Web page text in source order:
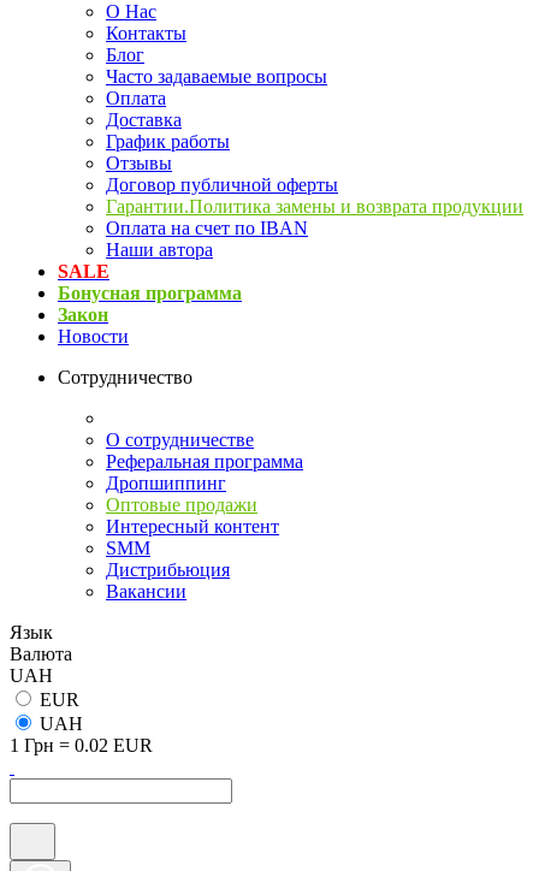
О Нас
Контакты
Блог
Часто задаваемые вопросы
Оплата
Доставка
График работы
Отзывы
Договор публичной оферты
Гарантии.Политика замены и возврата продукции
Оплата на счет по IBAN
Наши автора
SALE
Бонусная программа
Закон
Новости
Сотрудничество
О сотрудничестве
Реферальная программа
Дропшиппинг
Оптовые продажи
Интересный контент
SMM
Дистрибьюция
Вакансии
Язык
Валюта
UAH
EUR
UAH
1 Грн = 0.02 EUR